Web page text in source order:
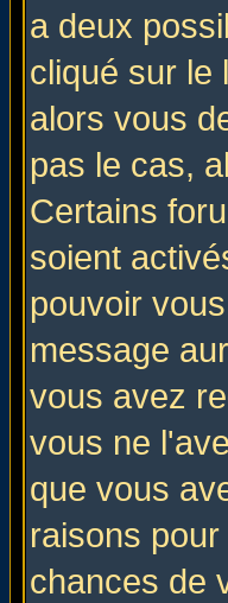
a deux
cliqué sur le
alors vous
pas le cas,
Certains
soient
pouvoir
message
vous avez
vous ne
que vous
raisons
chances de